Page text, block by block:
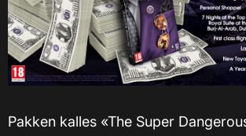
Pakken kalles «The Super